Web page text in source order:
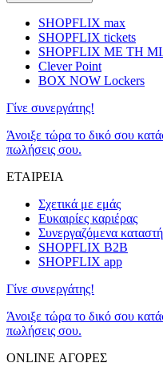
SHOPFLIX max
SHOPFLIX tickets
SHOPFLIX ΜΕ ΤΗ
Clever Point
BOX NOW Lockers
Γίνε συνεργάτης!
Άνοιξε τώρα το δικό σου
πωλήσεις σου.
ΕΤΑΙΡΕΙΑ
Σχετικά με εμάς
Ευκαιρίες καριέρας
Συνεργαζόμενα
SHOPFLIX B2B
SHOPFLIX app
Γίνε συνεργάτης!
Άνοιξε τώρα το δικό σου
πωλήσεις σου.
ONLINE ΑΓΟΡΕΣ